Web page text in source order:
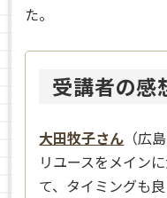
た。
受講者の感
大田牧子さん （広
リユースをメイン
て、タイミングも